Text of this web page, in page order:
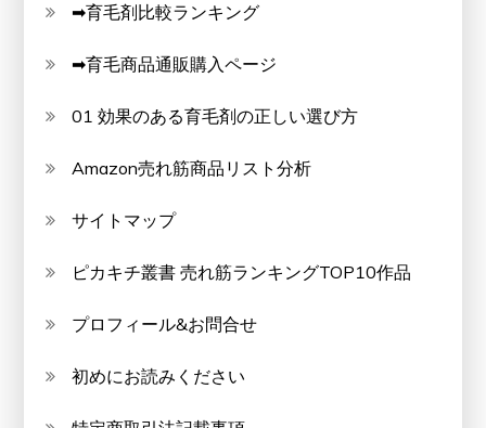
➡育毛剤比較ランキング
➡育毛商品通販購入ページ
01 効果のある育毛剤の正しい選び方
Amazon売れ筋商品リスト分析
サイトマップ
ピカキチ叢書 売れ筋ランキングTOP10作品
プロフィール&お問合せ
初めにお読みください